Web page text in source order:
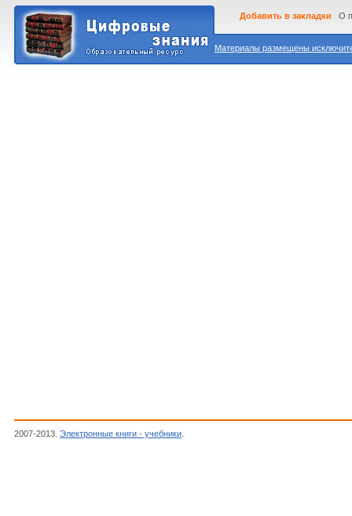
Материалы размещены
Добавить в закладки О
2007-2013. Электронные книги - учебники